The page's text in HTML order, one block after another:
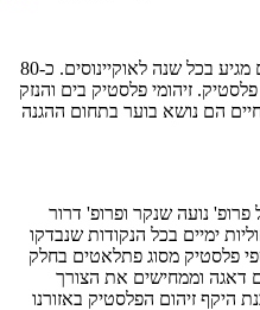
כ-8 מיליון טונות פלסטיק שאנו צורכים מגיע בכל שנה לאוקיינוסים. כ-80
זיהומי פלסטיק בים והנזק
הם נושא בוער בתחום ההגנה
נועה שנקר ופרופ' דרור
ימיים בכל הנקודות שנבדקו
פלסטיק מסוג פתלאטים בחלק
דאגה וממחישים את הצורך
היקף זיהום הפלסטיק באזורנו